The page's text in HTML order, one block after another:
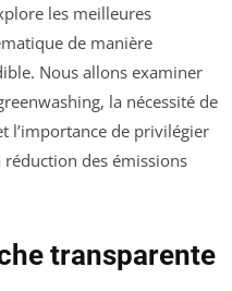
les meilleures
de manière
Nous allons examiner
la nécessité de
l’importance de privilégier
des émissions
transparente